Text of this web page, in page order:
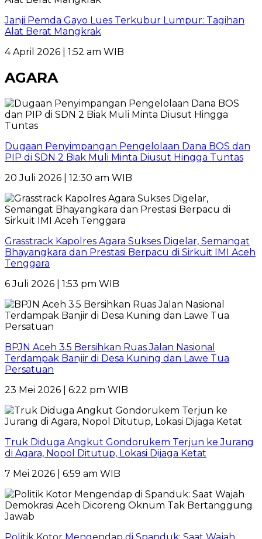
Janji Pemda Gayo Lues Terkubur Lumpur: Tagihan
Alat Berat Mangkrak
4 April 2026 | 1:52 am WIB
AGARA
Dugaan Penyimpangan Pengelolaan Dana BOS dan
PIP di SDN 2 Biak Muli Minta Diusut Hingga Tuntas
20 Juli 2026 | 12:30 am WIB
Grasstrack Kapolres Agara Sukses Digelar, Semangat
Bhayangkara dan Prestasi Berpacu di Sirkuit IMI Aceh
Tenggara
6 Juli 2026 | 1:53 pm WIB
BPJN Aceh 3.5 Bersihkan Ruas Jalan Nasional
Terdampak Banjir di Desa Kuning dan Lawe Tua
Persatuan
23 Mei 2026 | 6:22 pm WIB
Truk Diduga Angkut Gondorukem Terjun ke Jurang
di Agara, Nopol Ditutup, Lokasi Dijaga Ketat
7 Mei 2026 | 6:59 am WIB
Politik Kotor Mengendap di Spanduk: Saat Wajah